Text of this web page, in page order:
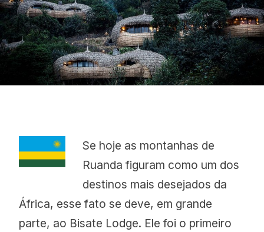
Se hoje as montanhas de
Ruanda figuram como um dos
destinos mais desejados da
África, esse fato se deve, em grande
parte, ao Bisate Lodge. Ele foi o primeiro